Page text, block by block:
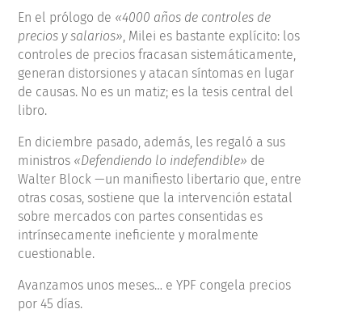
En el prólogo de «4000 años de controles de
precios y salarios», Milei es bastante explícito: los
controles de precios fracasan sistemáticamente,
generan distorsiones y atacan síntomas en lugar
de causas. No es un matiz; es la tesis central del
libro.
En diciembre pasado, además, les regaló a sus
ministros «Defendiendo lo indefendible» de
Walter Block —un manifiesto libertario que, entre
otras cosas, sostiene que la intervención estatal
sobre mercados con partes consentidas es
intrínsecamente ineficiente y moralmente
cuestionable.
Avanzamos unos meses… e YPF congela precios
por 45 días.